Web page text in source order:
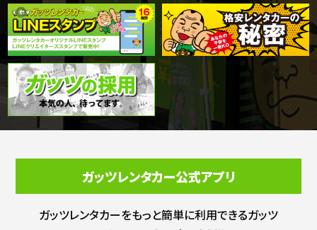
ガッツレンタカー公式アプリ
ガッツレンタカーをもっと簡単に利用できるガッツ